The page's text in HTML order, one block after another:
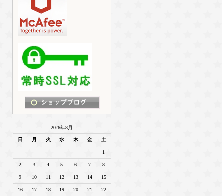
2026年8月
日 月 火 水 木 金 土
1
2 3 4 5 6 7 8
9 10 11 12 13 14 15
16 17 18 19 20 21 22